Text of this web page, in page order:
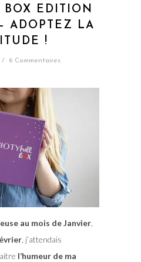
BOX EDITION
ADOPTEZ LA
!
/ 6 Commentaires
au mois de Janvier,
, j’attendais
l’humeur de ma